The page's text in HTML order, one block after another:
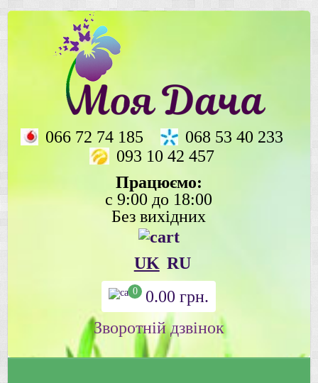
066 72 74 185
068 53 40 233
093 10 42 457
Працюємо:
с 9:00 до 18:00
Без вихідних
UK RU
0 0.00грн.
Зворотній дзвінок